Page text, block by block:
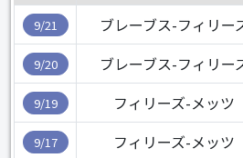
9/21 ブレーブス-フィリー
9/20 ブレーブス-フィリー
9/19 フィリーズ-メッツ
9/17 フィリーズ-メッツ